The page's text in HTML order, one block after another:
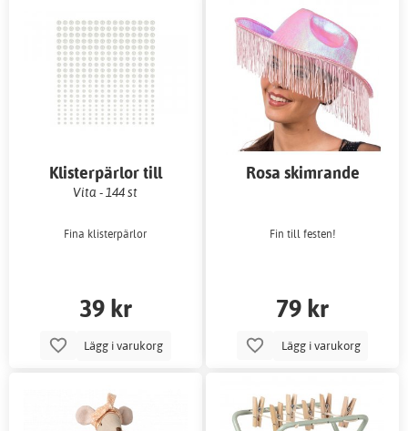
Klisterpärlor till
ballonger
Vita - 144 st
Fina klisterpärlor
39 kr
Lägg i varukorg
Rosa skimrande
Fin till festen!
79 kr
Lägg i varukorg